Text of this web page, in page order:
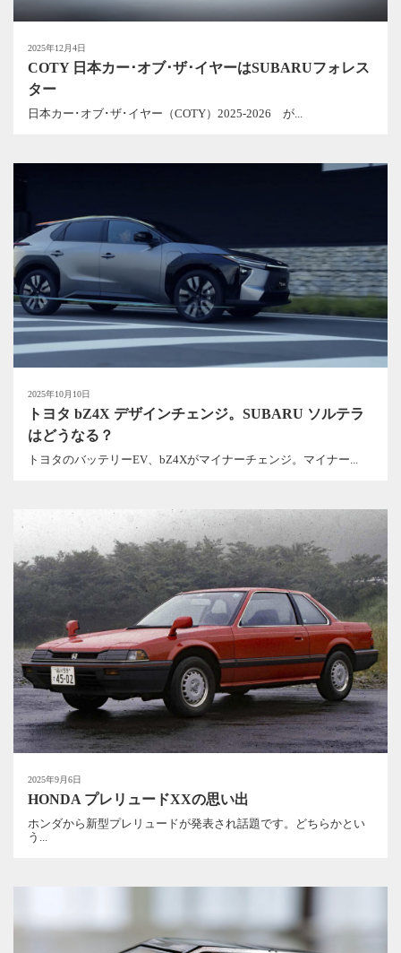
2025年12月4日
COTY 日本カー･オブ･ザ･イヤーはSUBARUフォレス
ター
日本カー･オブ･ザ･イヤー（COTY）2025-2026 が...
2025年10月10日
トヨタ bZ4X デザインチェンジ。SUBARU ソルテラ
はどうなる？
トヨタのバッテリーEV、bZ4Xがマイナーチェンジ。マイナー...
2025年9月6日
HONDA プレリュードXXの思い出
ホンダから新型プレリュードが発表され話題です。どちらかとい
う...